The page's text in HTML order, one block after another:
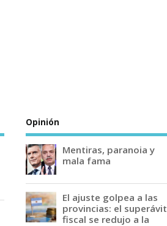
Opinión
Mentiras, paranoia y
mala fama
El ajuste golpea a las
provincias: el superávit
fiscal se redujo a la